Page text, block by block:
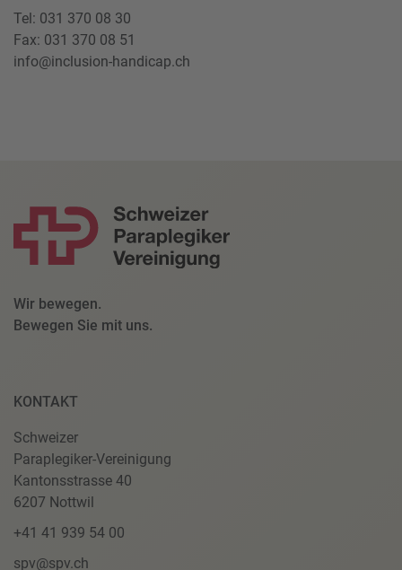
Tel: 031 370 08 30
Fax: 031 370 08 51
info@inclusion-handicap.ch
Wir bewegen.
Bewegen Sie mit uns.
KONTAKT
Schweizer
Paraplegiker-Vereinigung
Kantonsstrasse 40
6207 Nottwil
+41 41 939 54 00
spv@spv.ch